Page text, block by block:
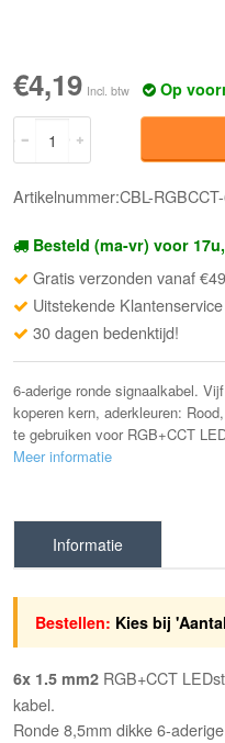
€4,19 Incl. btw Op
Artikelnummer:CBL-
Besteld (ma-vr) voor
Gratis verzonden vanaf
Uitstekende Klantenservice
30 dagen bedenktijd!
6-aderige ronde signaalkabel.
koperen kern, aderkleuren:
te gebruiken voor RGB+CCT
Meer informatie
Informatie
Bestellen: Kies bij
6x 1.5 mm2 RGB+CCT
kabel.
Ronde 8,5mm dikke 6-